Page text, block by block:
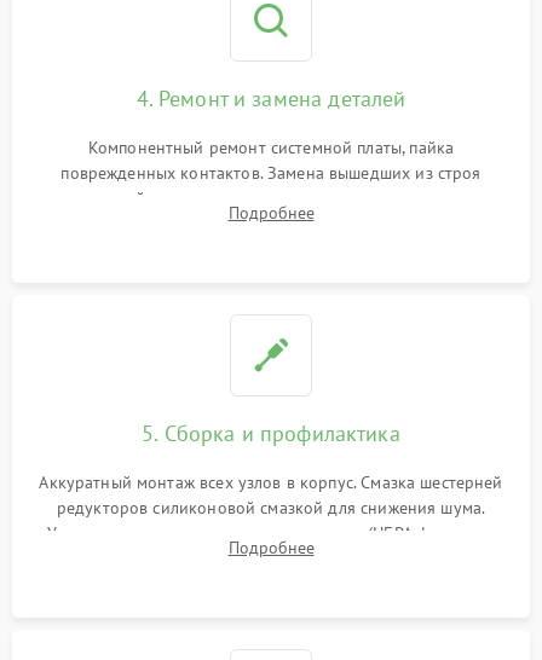
4. Ремонт и замена деталей
Компонентный ремонт системной платы, пайка
поврежденных контактов. Замена вышедших из строя
двигателей, изношенного аккумулятора, неисправного
лидара или помпы подачи воды. Восстановление шлейфов и
Подробнее
5. Сборка и профилактика
Аккуратный монтаж всех узлов в корпус. Смазка шестерней
редукторов силиконовой смазкой для снижения шума.
Установка новых расходных материалов (HEPA-фильтров,
микрофибры, щеток). Надежная фиксация разъемов и
Подробнее